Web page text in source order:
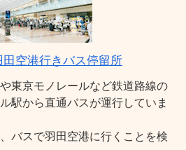
空港行きバス停留所
東京モノレールなど鉄道路線の
駅から直通バスが運行していま
バスで羽田空港に行くことを検